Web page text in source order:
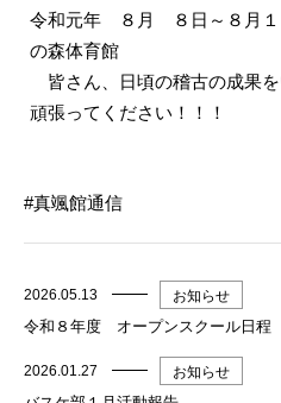
令和元年 ８月 ８日～８
の森体育館
皆さん、日頃の稽古の成果
頑張ってください！！！
真颯館通信
2026.05.13 お知らせ
令和８年度 オープンスクール日程
2026.01.27 お知らせ